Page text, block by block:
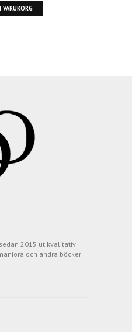
2015 ut kvalitativ
och andra böcker